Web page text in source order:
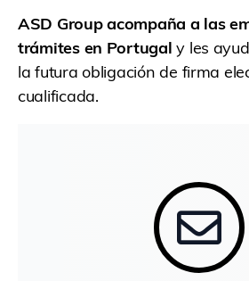
ASD Group acompaña a las
trámites en Portugaly les
la futura obligación de firma
cualificada.